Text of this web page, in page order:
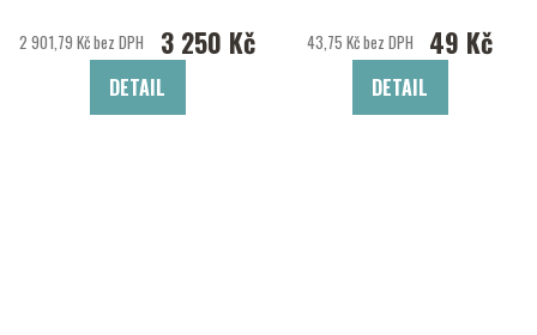
2 901,79 Kč bez DPH 3 250 Kč
DETAIL
43,75 Kč bez DPH 49 Kč
DETAIL